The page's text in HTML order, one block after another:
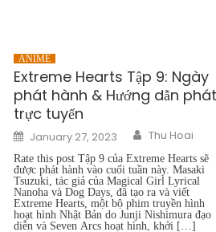
ANIME
Extreme Hearts Tập 9: Ngày
phát hành & Hướng dẫn phát
trực tuyến
Posted
on
January 27, 2023 Author
Thu Hoai
Rate this post Tập 9 của Extreme Hearts sẽ
được phát hành vào cuối tuần này. Masaki
Tsuzuki, tác giả của Magical Girl Lyrical
Nanoha và Dog Days, đã tạo ra và viết
Extreme Hearts, một bộ phim truyền hình
hoạt hình Nhật Bản do Junji Nishimura đạo
diễn và Seven Arcs hoạt hình, khởi […]